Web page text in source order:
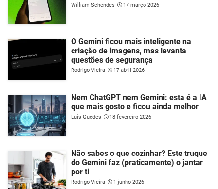
William Schendes 17 março 2026
O Gemini ficou mais inteligente na
criação de imagens, mas levanta
questões de segurança
Rodrigo Vieira 17 abril 2026
Nem ChatGPT nem Gemini: esta é a IA
que mais gosto e ficou ainda melhor
Luís Guedes 18 fevereiro 2026
Não sabes o que cozinhar? Este truque
do Gemini faz (praticamente) o jantar
por ti
Rodrigo Vieira 1 junho 2026